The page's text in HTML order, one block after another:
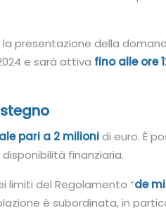
presentazione della
e sarà attiva fino alle ore
pari a 2 milionidi euro. È
finanziaria.
limiti del Regolamento “de
è subordinata, in